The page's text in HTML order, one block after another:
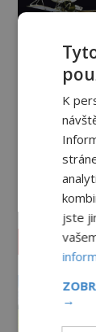
Záhady
K
jste
→